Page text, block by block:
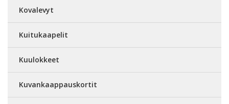
Kovalevyt
Kuitukaapelit
Kuulokkeet
Kuvankaappauskortit